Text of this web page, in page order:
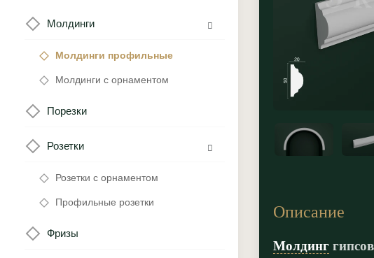
Молдинги
Молдинги профильные
Молдинги с орнаментом
Порезки
Розетки
Розетки с орнаментом
Профильные розетки
Фризы
Описание
Молдинг